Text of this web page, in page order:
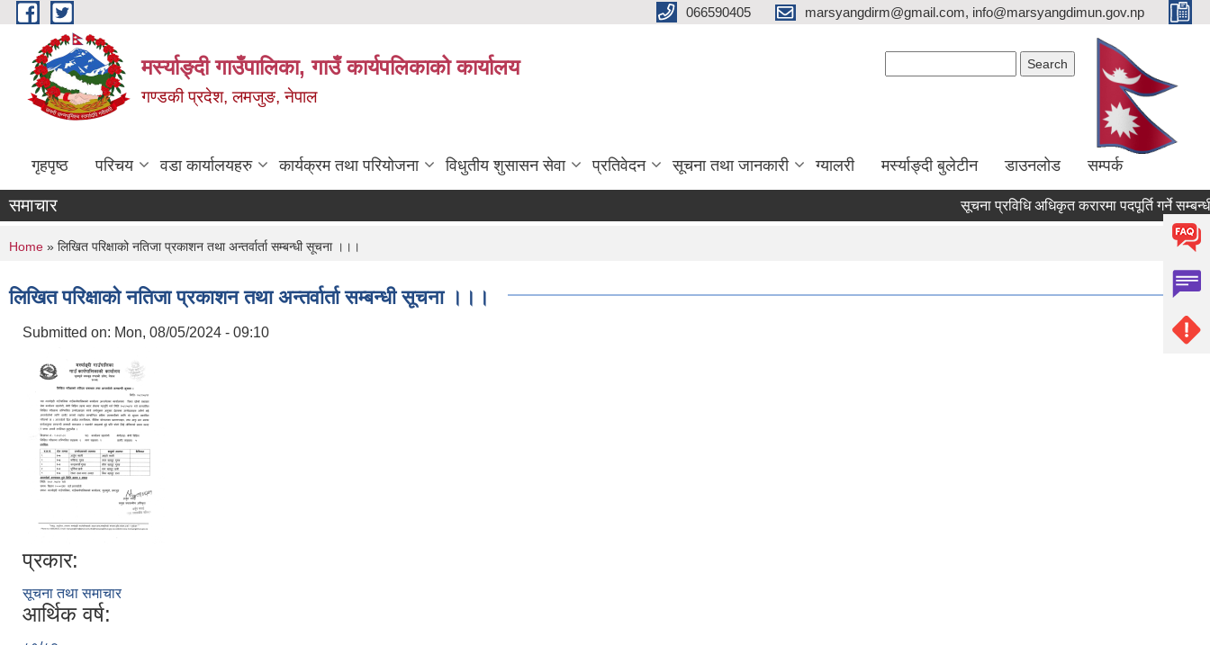
Skip to main content 066590405 marsyangdirm@gmail.com, info@marsyangdimun.gov.np
मर्स्याङ्दी गाउँपालिका, गाउँ कार्यपलिकाको कार्यालय
गण्डकी प्रदेश, लमजुङ, नेपाल
गृहपृष्ठ परिचय वडा कार्यालयहरु कार्यक्रम तथा परियोजना विधुतीय शुसासन सेवा प्रतिवेदन सूचना तथा जानकारी ग्यालरी मर्स्याङ्दी बुलेटीन डाउनलोड सम्पर्क
समाचार सूचना प्रविधि अधिकृत करारमा पदपूर्ति गर्ने सम्बन्धी
You are here
Home » लिखित परिक्षाको नतिजा प्रकाशन तथा अन्तर्वार्ता सम्बन्धी सूचना ।।।
लिखित परिक्षाको नतिजा प्रकाशन तथा अन्तर्वार्ता सम्बन्धी सूचना ।।।
Submitted on: Mon, 08/05/2024 - 09:10
प्रकार:
सूचना तथा समाचार
आर्थिक वर्ष: